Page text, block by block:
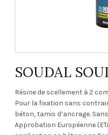
SOUDAL
Résine de scellement à 2
Pour la fixation sans
béton, tamis d’ancrage.
Approbation Européenne